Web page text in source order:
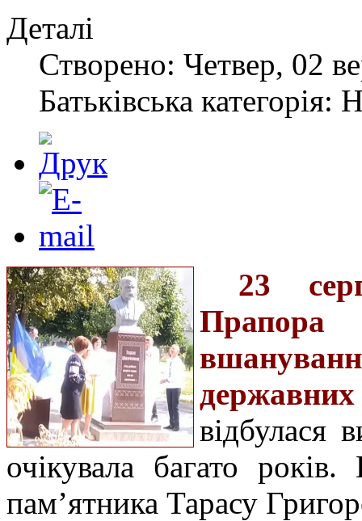
Деталі
Створено: Четвер, 02
Батьківська категорія:
23
відбулася
очікувала багато років.
пам’ятника Тарасу